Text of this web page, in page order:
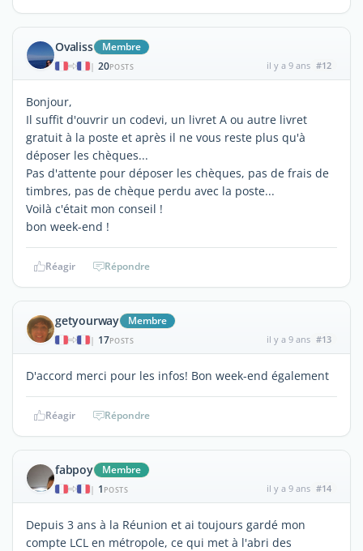
Ovaliss Membre
| 20POSTS il y a 9 ans #12
Bonjour,
Il suffit d'ouvrir un codevi, un livret A ou autre livret
gratuit à la poste et après il ne vous reste plus qu'à
déposer les chèques...
Pas d'attente pour déposer les chèques, pas de frais de
timbres, pas de chèque perdu avec la poste...
Voilà c'était mon conseil !
bon week-end !
Réagir Répondre
getyourway Membre
| 17POSTS il y a 9 ans #13
D'accord merci pour les infos! Bon week-end également
Réagir Répondre
fabpoy Membre
| 1 POSTS il y a 9 ans #14
Depuis 3 ans à la Réunion et ai toujours gardé mon
compte LCL en métropole, ce qui met à l'abri des